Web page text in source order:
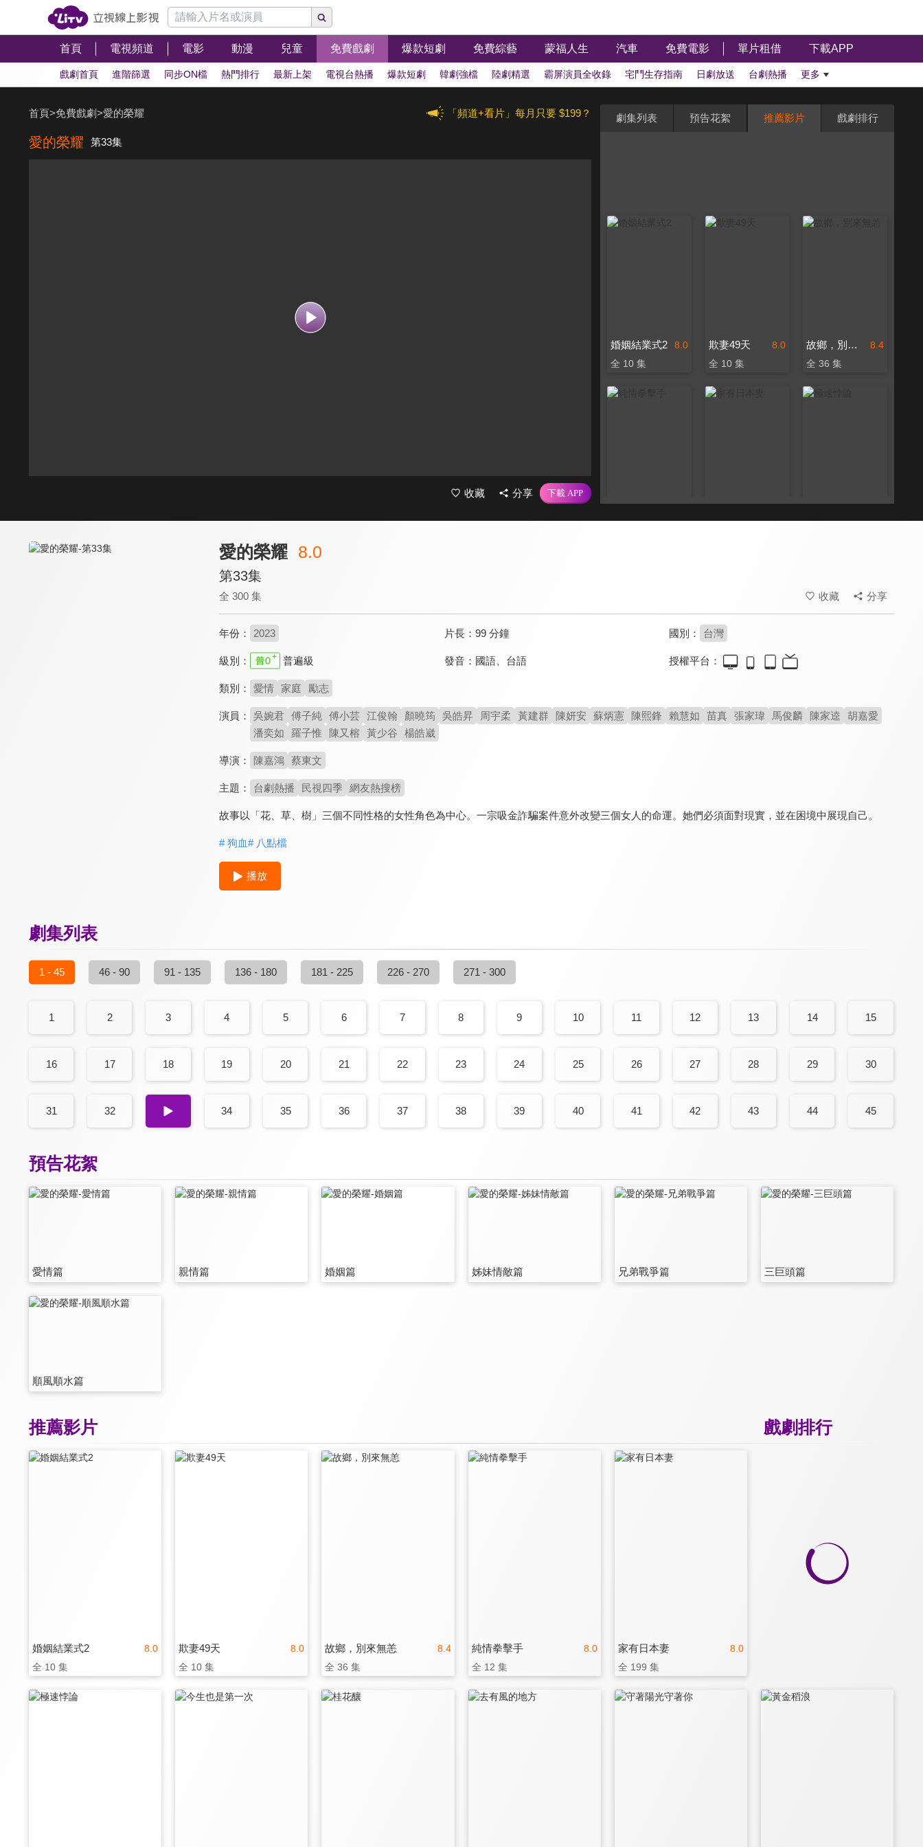
首頁 電視頻道 電影 動漫 兒童 免費戲劇 爆款短劇 免費綜藝 蒙福人生 汽車 免費電影 單片租借 下載APP
戲劇首頁 進階篩選 同步ON檔 熱門排行 最新上架 電視台熱播 爆款短劇 韓劇強檔 陸劇精選 霸屏演員全收錄 宅鬥生存指南 日劇放送 台劇熱播 更多
「頻道+看片」每月只要 $199？
首頁>免費戲劇>愛的榮耀
愛的榮耀 第33集
收藏 分享
劇集列表 預告花絮 推薦影片 戲劇排行
8.0
婚姻結業式2
全 10 集
8.0
欺妻49天
全 10 集
8.4
故鄉，別來無恙
全 36 集
全 14 集 全 1 集 全 40 集
愛的榮耀 8.0
第33集
全 300 集 收藏 分享
年份： 2023 片長： 99 分鐘 國別： 台灣
級別： 普遍級 發音： 國語、 台語 授權平台：
類別： 愛情 家庭 勵志
演員： 吳婉君 傅子純 傅小芸 江俊翰 顏曉筠 吳皓昇 周宇柔 黃建群 陳妍安 蘇炳憲 陳熙鋒 賴慧如 苗真 張家瑋 馬俊麟 陳家逵
胡嘉愛
潘奕如
羅子惟 陳又榕 黃少谷 楊皓崴
導演： 陳嘉鴻 蔡東文
主題： 台劇熱播 民視四季 網友熱搜榜
故事以「花、草、樹」三個不同性格的女性角色為中心。一宗吸金詐騙案件意外改變三個女人的命運。她們必須面對現實，並在困境中展現自己。
# 狗血# 八點檔
播放
劇集列表
1 - 45 46 - 90 91 - 135 136 - 180 181 - 225 226 - 270 271 - 300
1 2 3 4 5 6 7 8 9 10 11 12 13 14 15
16 17 18 19 20 21 22 23 24 25 26 27 28 29 30
31 32 33 34 35 36 37 38 39 40 41 42 43 44 45
預告花絮
愛情篇 親情篇 婚姻篇 姊妹情敵篇 兄弟戰爭篇 三巨頭篇
順風順水篇
戲劇排行
推薦影片
8.0
婚姻結業式2
全 10 集
8.0
欺妻49天
全 10 集
8.4
故鄉，別來無恙
全 36 集
8.0
純情拳擊手
全 12 集
8.0
家有日本妻
全 199 集